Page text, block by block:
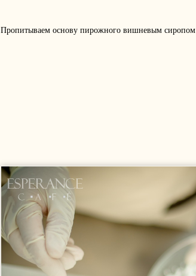
Пропитываем основу пирожного вишневым сиропом